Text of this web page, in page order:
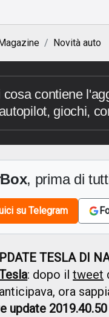
Magazine Novità auto
cosa contiene
giochi,
, prima di
su Telegram
PDATE TESLA DI
: dopo iltweet
anticipava, ora
update 2019.40.50